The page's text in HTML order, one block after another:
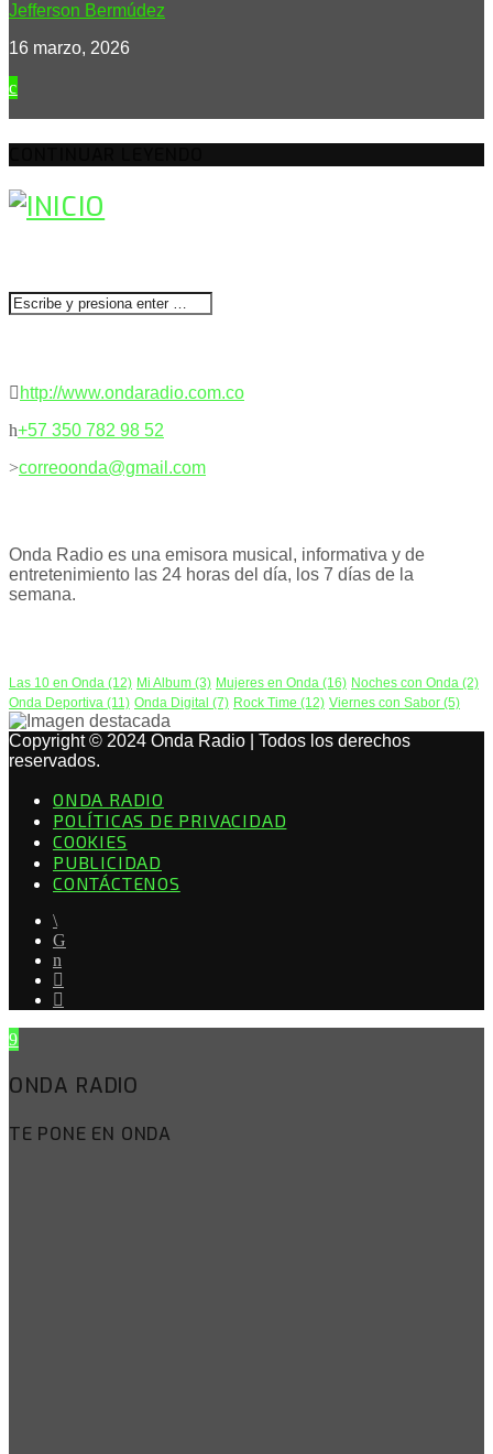
Jefferson Bermúdez
16 marzo, 2026
http://www.ondaradio.com.co
+57 350 782 98 52
correoonda@gmail.com
Onda Radio es una emisora musical, informativa y de
entretenimiento las 24 horas del día, los 7 días de la
semana.
Las 10 en Onda (12) Mi Album (3) Mujeres en Onda (16) Noches con Onda (2)
Onda Deportiva (11) Onda Digital (7) Rock Time (12) Viernes con Sabor (5)
Copyright © 2024 Onda Radio | Todos los derechos
reservados.
ONDA RADIO
POLÍTICAS DE PRIVACIDAD
COOKIES
PUBLICIDAD
CONTÁCTENOS
ONDA RADIO
TE PONE EN ONDA